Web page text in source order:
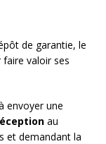
de garantie, le
valoir ses
envoyer une
au
et demandant la